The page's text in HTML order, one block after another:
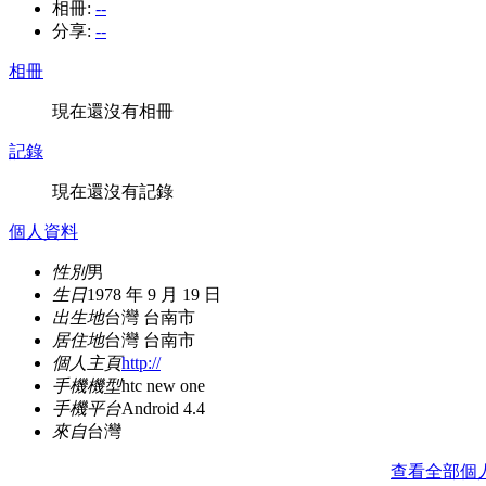
相冊: --
分享: --
相冊
現在還沒有相冊
記錄
現在還沒有記錄
個人資料
性別男
生日1978 年 9 月 19 日
出生地台灣 台南市
居住地台灣 台南市
個人主頁http://
手機機型htc new one
手機平台Android 4.4
來自台灣
查看全部個